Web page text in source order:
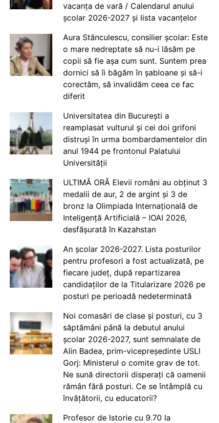
vacanța de vară / Calendarul anului
școlar 2026-2027 și lista vacanțelor
Aura Stănculescu, consilier școlar: Este
o mare nedreptate să nu-i lăsăm pe
copii să fie așa cum sunt. Suntem prea
dornici să îi băgăm în șabloane și să-i
corectăm, să invalidăm ceea ce fac
diferit
Universitatea din București a
reamplasat vulturul și cei doi grifoni
distruși în urma bombardamentelor din
anul 1944 pe frontonul Palatului
Universității
ULTIMĂ ORĂ Elevii români au obținut 3
medalii de aur, 2 de argint și 3 de
bronz la Olimpiada Internațională de
Inteligență Artificială – IOAI 2026,
desfășurată în Kazahstan
An școlar 2026-2027. Lista posturilor
pentru profesori a fost actualizată, pe
fiecare județ, după repartizarea
candidaților de la Titularizare 2026 pe
posturi pe perioadă nedeterminată
Noi comasări de clase și posturi, cu 3
săptămâni până la debutul anului
școlar 2026-2027, sunt semnalate de
Alin Badea, prim-vicepreședinte USLI
Gorj: Ministerul o comite grav de tot.
Ne sună directorii disperați că oamenii
rămân fără posturi. Ce se întâmplă cu
învățătorii, cu educatorii?
Profesor de Istorie cu 9.70 la